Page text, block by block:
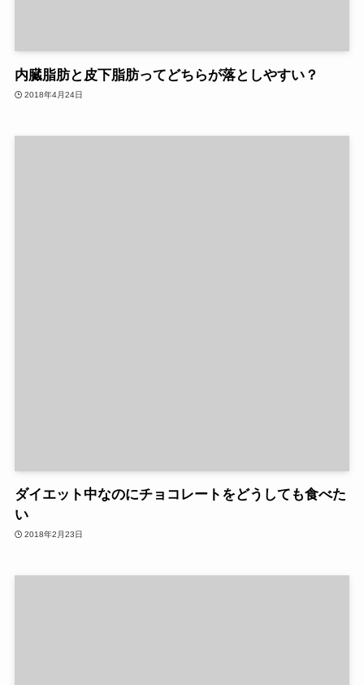
内臓脂肪と皮下脂肪ってどちらが落としやすい？
2018年4月24日
ダイエット中なのにチョコレートをどうしても食べた
い
2018年2月23日